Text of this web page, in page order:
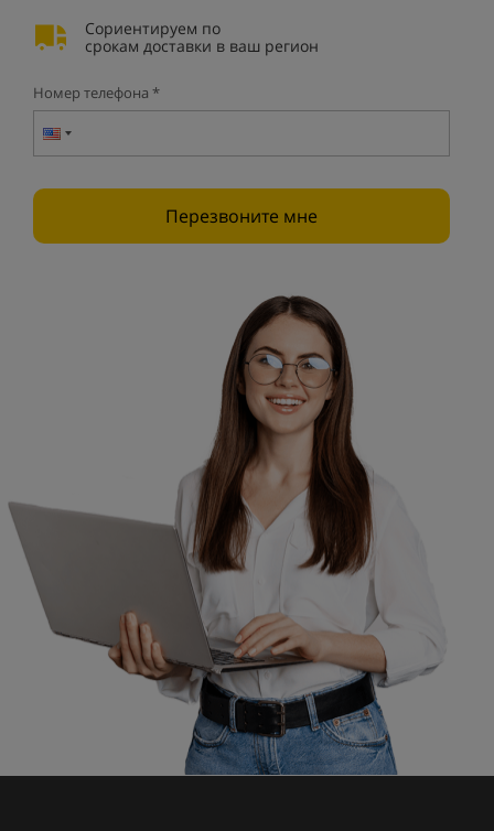
Сориентируем по
срокам доставки в ваш регион
Номер телефона *
Перезвоните мне